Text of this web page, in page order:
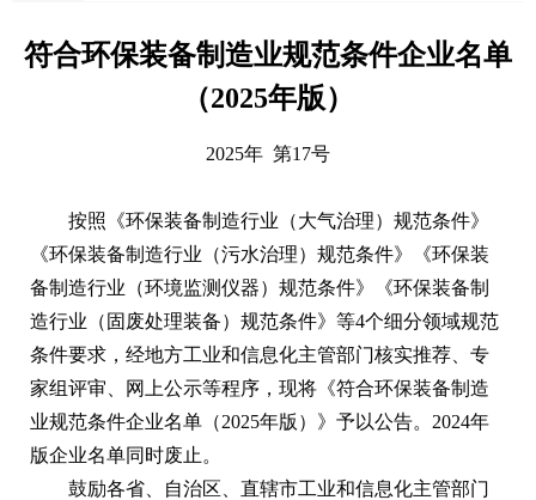
符合环保装备制造业规范条件企业名单
（2025年版）
2025年 第17号
按照《环保装备制造行业（大气治理）规范条件》
《环保装备制造行业（污水治理）规范条件》《环保装
备制造行业（环境监测仪器）规范条件》《环保装备制
造行业（固废处理装备）规范条件》等4个细分领域规范
条件要求，经地方工业和信息化主管部门核实推荐、专
家组评审、网上公示等程序，现将《符合环保装备制造
业规范条件企业名单（2025年版）》予以公告。2024年
版企业名单同时废止。
鼓励各省、自治区、直辖市工业和信息化主管部门